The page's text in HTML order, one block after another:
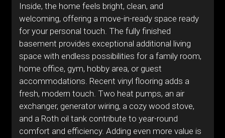
Inside, the home feels bright, clean, and
welcoming, offering a move-in-ready space ready
for your personal touch. The fully finished
basement provides exceptional additional living
space with endless possibilities for a family room,
home office, gym, hobby area, or guest
accommodations. Recent vinyl flooring adds a
fresh, modern touch. Two heat pumps, an air
exchanger, generator wiring, a cozy wood stove,
and a Roth oil tank contribute to year-round
comfort and efficiency. Adding even more value is